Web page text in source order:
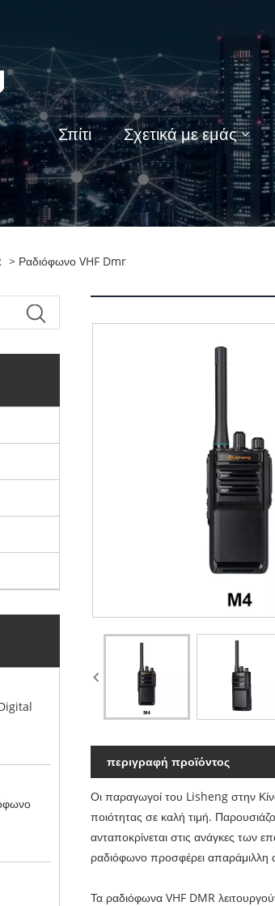
Σπίτι Σχετικά με εμάς
> Ραδιόφωνο VHF Dmr
περιγραφή προϊόντος
Οι παραγωγοί του Lisheng στην
ποιότητας σε καλή τιμή.
ανταποκρίνεται στις ανάγκες των
ραδιόφωνο προσφέρει απαράμιλλη
Τα ραδιόφωνα VHF DMR